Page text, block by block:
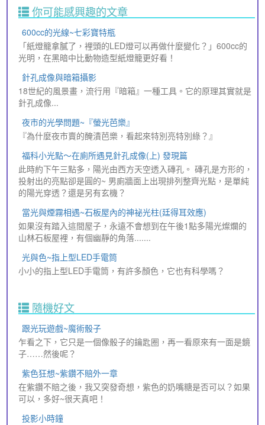
你可能感興趣的文章
600cc的光線~七彩寶特瓶
「紙燈籠拿膩了，裡頭的LED燈可以再做什麼變化？」600cc的
光明，在黑暗中比動物造型紙燈籠更好看！
針孔成像與暗箱攝影
18世紀的風景畫，流行用『暗箱』一種工具。它的原理其實就是
針孔成像...
夜市的光學問題~『螢光芭樂』
『為什麼夜市賣的醃漬芭樂，看起來特別亮特別綠？』
福科小光點～在廁所遇見針孔成像(上) 發現篇
此時約下午三點多，陽光由西方天空透入磚孔。 磚孔是方形的，
投射出的亮點卻是圓的~ 男廁牆面上出現排列整齊光點，是單純
的陽光穿透？還是另有玄機？
當光與煙霧相遇~石板屋內的神祕光柱(廷得耳效應)
如果沒有踏入這間屋子，永遠不會想到在午後1點多陽光燦爛的
山林石板屋裡，有個幽靜的角落.......
光與色~指上型LED手電筒
小小的指上型LED手電筒，有許多顏色，它也有科學嗎？
隨機好文
跟光玩遊戲~魔術骰子
乍看之下，它只是一個像骰子的鑰匙圈，再一看原來有一面是鏡
子……然後呢？
紫色狂想~紫鑽不賠外一章
在紫鑽不賠之後，我又突發奇想，紫色的奶嘴糖是否可以？如果
可以，多好~很天真吧！
投影小時鐘